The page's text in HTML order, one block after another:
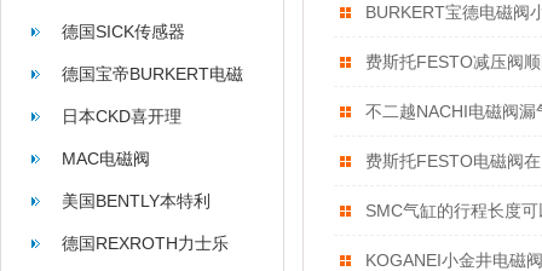
德国SICK传感器
德国宝帝BURKERT电磁
阀
日本CKD喜开理
MAC电磁阀
美国BENTLY本特利
德国REXROTH力士乐
BURKERT宝德电磁阀
费斯托FESTO减压阀
不二越NACHI电磁阀
费斯托FESTO电磁阀
SMC气缸的行程长度
KOGANEI小金井电磁